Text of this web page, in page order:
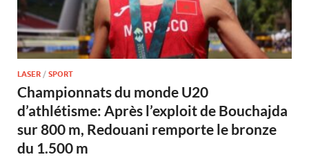
LASER / SPORT
Championnats du monde U20
d’athlétisme: Après l’exploit de Bouchajda
sur 800 m, Redouani remporte le bronze
du 1.500 m